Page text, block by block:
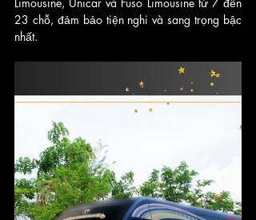
23 chỗ, đảm bảo tiện nghi và sang trọng bậc
nhất.